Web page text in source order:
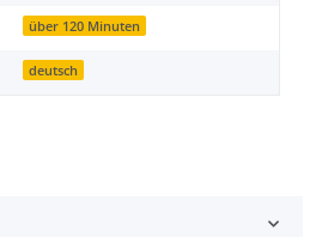
über 120 Minuten
deutsch